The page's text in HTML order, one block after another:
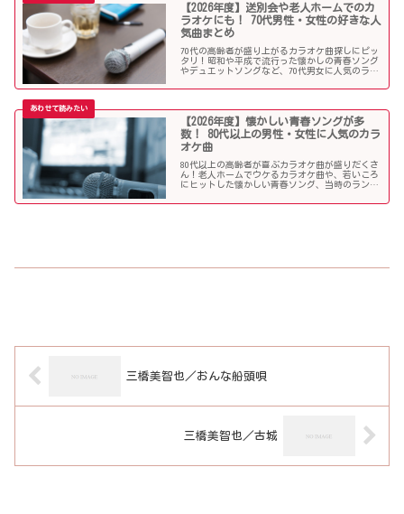
【2026年度】送別会や老人ホームでのカ
ラオケにも！ 70代男性・女性の好きな人
気曲まとめ
70代の高齢者が盛り上がるカラオケ曲探しにピッ
タリ！昭和や平成で流行った懐かしの青春ソング
やデュエットソングなど、70代男女に人気のラン
ウケる曲、老人に喜ばれる曲が詰まったラインナ
【2026年度】懐かしい青春ソングが多
数！ 80代以上の男性・女性に人気のカラ
オケ曲
80代以上の高齢者が喜ぶカラオケ曲が盛りだくさ
ん！老人ホームでウケるカラオケ曲や、若いころ
にヒットした懐かしい青春ソング、当時のランキ
た！
三橋美智也／おんな船頭唄
三橋美智也／古城